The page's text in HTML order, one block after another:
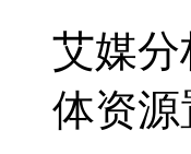
艾媒
体资源